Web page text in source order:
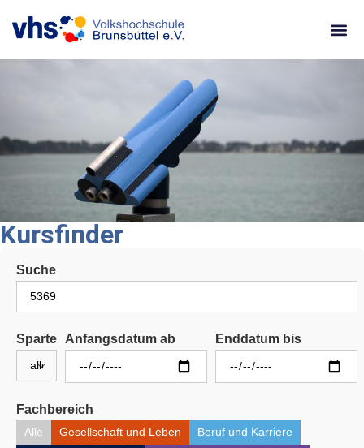
Kursfinder
Suche
Sparte Anfangsdatum ab Enddatum bis
Fachbereich
Alle Gesellschaft und Leben
Beruf und Karriere